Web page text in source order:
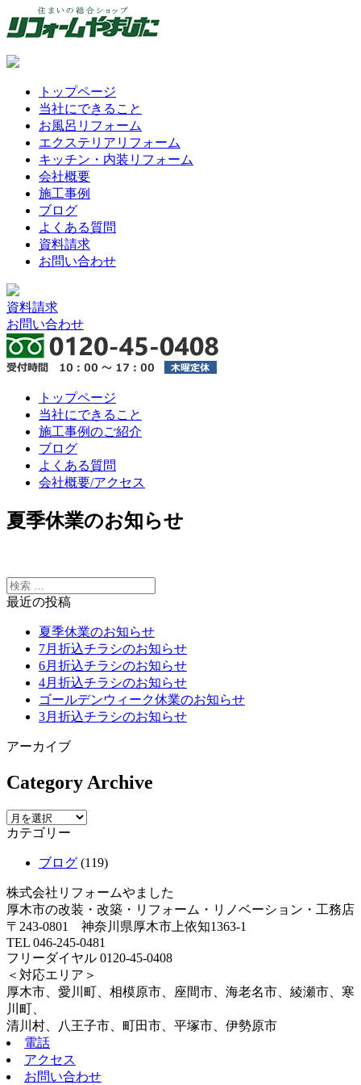
トップページ
当社にできること
お風呂リフォーム
エクステリアリフォーム
キッチン・内装リフォーム
会社概要
施工事例
ブログ
よくある質問
資料請求
お問い合わせ
資料請求
お問い合わせ
トップページ
当社にできること
施工事例のご紹介
ブログ
よくある質問
会社概要/アクセス
夏季休業のお知らせ
最近の投稿
夏季休業のお知らせ
7月折込チラシのお知らせ
6月折込チラシのお知らせ
4月折込チラシのお知らせ
ゴールデンウィーク休業のお知らせ
3月折込チラシのお知らせ
アーカイブ
Category Archive
カテゴリー
ブログ (119)
株式会社リフォームやました
厚木市の改装・改築・リフォーム・リノベーション・工務店
〒243-0801 神奈川県厚木市上依知1363-1
TEL 046-245-0481
フリーダイヤル 0120-45-0408
＜対応エリア＞
厚木市、愛川町、相模原市、座間市、海老名市、綾瀬市、寒
川町、
清川村、八王子市、町田市、平塚市、伊勢原市
電話
アクセス
お問い合わせ